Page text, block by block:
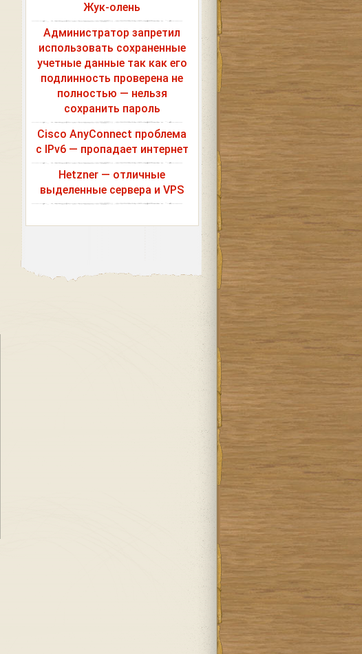
Жук-олень
Администратор запретил
использовать сохраненные
учетные данные так как его
подлинность проверена не
полностью — нельзя
сохранить пароль
Cisco AnyConnect проблема
с IPv6 — пропадает интернет
Hetzner — отличные
выделенные сервера и VPS